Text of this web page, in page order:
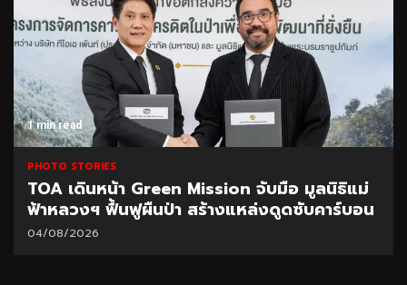
Mission จับมือ มูลนิธิแม่
ป่า สร้างแหล่งดูดซับคาร์บอน
1 min read
CEO นำทีมผู้บริ
มอบนโยบายเร่ง